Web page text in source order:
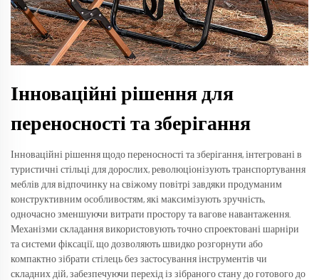
Інноваційні рішення для
переносності та зберігання
Інноваційні рішення щодо переносності та зберігання, інтегровані в
туристичні стільці для дорослих, революціонізують транспортування
меблів для відпочинку на свіжому повітрі завдяки продуманим
конструктивним особливостям, які максимізують зручність,
одночасно зменшуючи витрати простору та вагове навантаження.
Механізми складання використовують точно спроектовані шарніри
та системи фіксації, що дозволяють швидко розгорнути або
компактно зібрати стілець без застосування інструментів чи
складних дій, забезпечуючи перехід із зібраного стану до готового до